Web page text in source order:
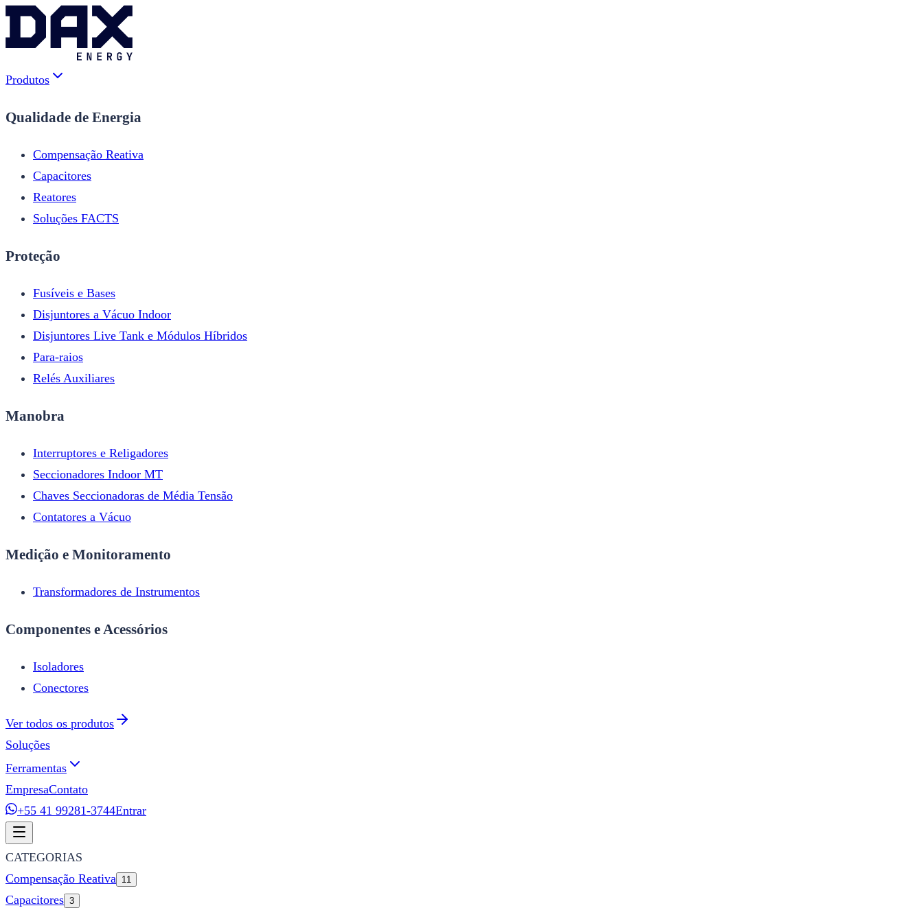
Produtos
Qualidade de Energia
Compensação Reativa
Capacitores
Reatores
Soluções FACTS
Proteção
Fusíveis e Bases
Disjuntores a Vácuo Indoor
Disjuntores Live Tank e Módulos Híbridos
Para-raios
Relés Auxiliares
Manobra
Interruptores e Religadores
Seccionadores Indoor MT
Chaves Seccionadoras de Média Tensão
Contatores a Vácuo
Medição e Monitoramento
Transformadores de Instrumentos
Componentes e Acessórios
Isoladores
Conectores
Ver todos os produtos
Soluções
Ferramentas
EmpresaContato
+55 41 99281-3744Entrar
CATEGORIAS
Compensação Reativa 11
Capacitores 3